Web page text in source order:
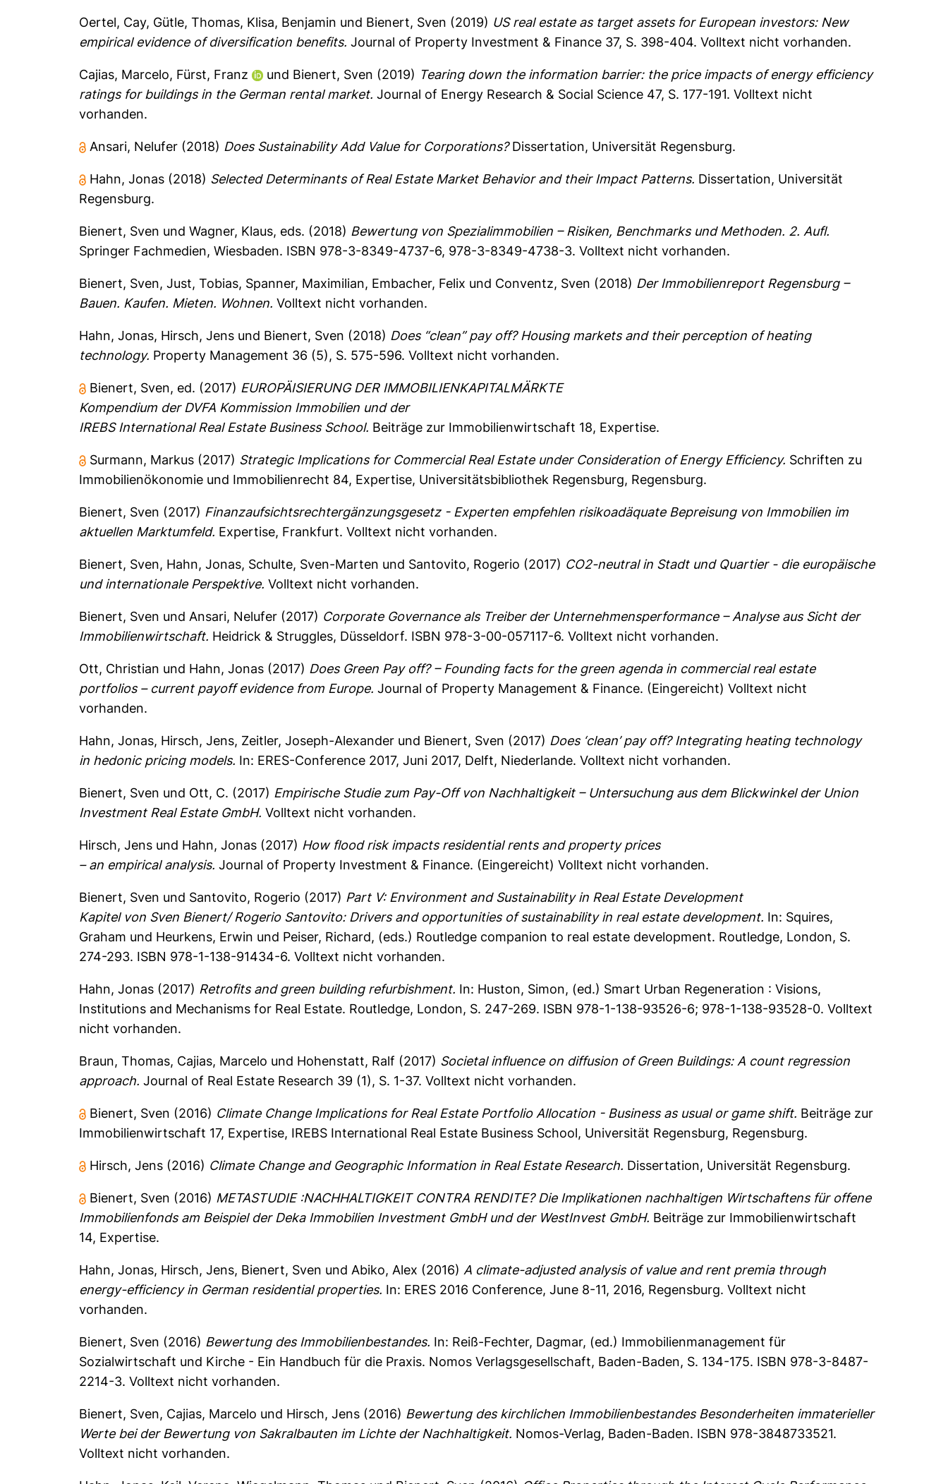
Oertel, Cay, Gütle, Thomas, Klisa, Benjamin und Bienert, Sven (2019) US real estate as target assets for European investors: New
empirical evidence of diversification benefits. Journal of Property Investment & Finance 37, S. 398-404.Volltext nicht vorhanden.
Cajias, Marcelo, Fürst, Franz und Bienert, Sven (2019) Tearing down the information barrier: the price impacts of energy efficiency
ratings for buildings in the German rental market. Journal of Energy Research & Social Science 47, S. 177-191.Volltext nicht
vorhanden.
Ansari, Nelufer (2018) Does Sustainability Add Value for Corporations?Dissertation, Universität Regensburg.
Hahn, Jonas (2018) Selected Determinants of Real Estate Market Behavior and their Impact Patterns. Dissertation, Universität
Regensburg.
Bienert, Sven undWagner, Klaus, eds. (2018) Bewertung von Spezialimmobilien – Risiken, Benchmarks und Methoden. 2. Aufl.
Springer Fachmedien, Wiesbaden. ISBN 978-3-8349-4737-6, 978-3-8349-4738-3. Volltext nicht vorhanden.
Bienert, Sven,Just, Tobias, Spanner, Maximilian, Embacher, Felix und Conventz, Sven (2018) Der Immobilienreport Regensburg –
Bauen. Kaufen. Mieten. Wohnen. Volltext nicht vorhanden.
Hahn, Jonas, Hirsch, Jens und Bienert, Sven (2018) Does “clean” pay off? Housing markets and their perception of heating
technology. Property Management 36 (5), S. 575-596.Volltext nicht vorhanden.
Bienert, Sven, ed. (2017) EUROPÄISIERUNG DER IMMOBILIENKAPITALMÄRKTE
Kompendium der DVFA Kommission Immobilien und der
IREBS International Real Estate Business School. Beiträge zur Immobilienwirtschaft 18, Expertise.
Surmann, Markus (2017) Strategic Implications for Commercial Real Estate under Consideration of Energy Efficiency. Schriften zu
Immobilienökonomie und Immobilienrecht 84, Expertise, Universitätsbibliothek Regensburg, Regensburg.
Bienert, Sven (2017) Finanzaufsichtsrechtergänzungsgesetz - Experten empfehlen risikoadäquate Bepreisung von Immobilien im
aktuellen Marktumfeld. Expertise, Frankfurt. Volltext nicht vorhanden.
Bienert, Sven, Hahn, Jonas, Schulte, Sven-Marten und Santovito, Rogerio (2017) CO2-neutral in Stadt und Quartier - die europäische
und internationale Perspektive. Volltext nicht vorhanden.
Bienert, Sven und Ansari, Nelufer (2017) Corporate Governance als Treiber der Unternehmensperformance – Analyse aus Sicht der
Immobilienwirtschaft. Heidrick & Struggles, Düsseldorf. ISBN 978-3-00-057117-6. Volltext nicht vorhanden.
Ott, Christian und Hahn, Jonas (2017) Does Green Pay off? – Founding facts for the green agenda in commercial real estate
portfolios – current payoff evidence from Europe. Journal of Property Management & Finance. (Eingereicht) Volltext nicht
vorhanden.
Hahn, Jonas, Hirsch, Jens, Zeitler, Joseph-Alexander und Bienert, Sven (2017) Does ‘clean’ pay off? Integrating heating technology
in hedonic pricing models. In: ERES-Conference 2017, Juni 2017, Delft, Niederlande. Volltext nicht vorhanden.
Bienert, Sven und Ott, C. (2017) Empirische Studie zum Pay-Off von Nachhaltigkeit – Untersuchung aus dem Blickwinkel der Union
Investment Real Estate GmbH. Volltext nicht vorhanden.
Hirsch, Jens und Hahn, Jonas (2017) How flood risk impacts residential rents and property prices
– an empirical analysis. Journal of Property Investment & Finance. (Eingereicht) Volltext nicht vorhanden.
Bienert, Sven und Santovito, Rogerio (2017) Part V: Environment and Sustainability in Real Estate Development
Kapitel von Sven Bienert/ Rogerio Santovito: Drivers and opportunities of sustainability in real estate development. In: Squires,
Graham und Heurkens, Erwin und Peiser, Richard, (eds.) Routledge companion to real estate development. Routledge, London, S.
274-293. ISBN 978-1-138-91434-6. Volltext nicht vorhanden.
Hahn, Jonas (2017) Retrofits and green building refurbishment. In: Huston, Simon, (ed.) Smart Urban Regeneration : Visions,
Institutions and Mechanisms for Real Estate. Routledge, London, S. 247-269. ISBN 978-1-138-93526-6; 978-1-138-93528-0. Volltext
nicht vorhanden.
Braun, Thomas, Cajias, Marcelo und Hohenstatt, Ralf (2017) Societal influence on diffusion of Green Buildings: A count regression
approach. Journal of Real Estate Research 39 (1), S. 1-37.Volltext nicht vorhanden.
Bienert, Sven (2016) Climate Change Implications for Real Estate Portfolio Allocation - Business as usual or game shift. Beiträge zur
Immobilienwirtschaft 17, Expertise, IREBS International Real Estate Business School, Universität Regensburg, Regensburg.
Hirsch, Jens (2016) Climate Change and Geographic Information in Real Estate Research. Dissertation, Universität Regensburg.
Bienert, Sven (2016) METASTUDIE :NACHHALTIGKEIT CONTRA RENDITE? Die Implikationen nachhaltigen Wirtschaftens für offene
Immobilienfonds am Beispiel der Deka Immobilien Investment GmbH und der WestInvest GmbH. Beiträge zur Immobilienwirtschaft
14, Expertise.
Hahn, Jonas, Hirsch, Jens, Bienert, Sven und Abiko, Alex (2016) A climate-adjusted analysis of value and rent premia through
energy-efficiency in German residential properties. In: ERES 2016 Conference, June 8-11, 2016, Regensburg. Volltext nicht
vorhanden.
Bienert, Sven (2016) Bewertung des Immobilienbestandes. In: Reiß-Fechter, Dagmar, (ed.) Immobilienmanagement für
Sozialwirtschaft und Kirche - Ein Handbuch für die Praxis. Nomos Verlagsgesellschaft, Baden-Baden, S. 134-175. ISBN 978-3-8487-
2214-3. Volltext nicht vorhanden.
Bienert, Sven, Cajias, Marcelo und Hirsch, Jens (2016) Bewertung des kirchlichen Immobilienbestandes Besonderheiten immaterieller
Werte bei der Bewertung von Sakralbauten im Lichte der Nachhaltigkeit. Nomos-Verlag, Baden-Baden. ISBN 978-3848733521.
Volltext nicht vorhanden.